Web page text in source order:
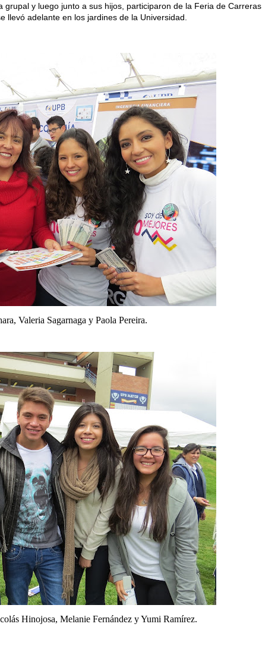
grupal y luego junto a sus hijos, participaron de la Feria de Carreras
llevó adelante en los jardines de la Universidad.
Valeria Sagarnaga y Paola Pereira.
Hinojosa, Melanie Fernández y Yumi Ramírez.